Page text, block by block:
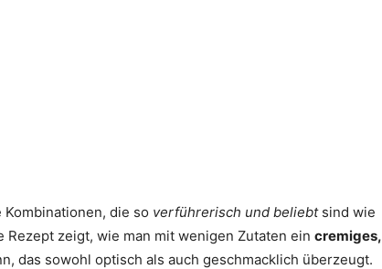
die so verführerisch und beliebtsind wie
zeigt, wie man mit wenigen Zutaten ein cremiges,
das sowohl optisch als auch geschmacklich überzeugt.